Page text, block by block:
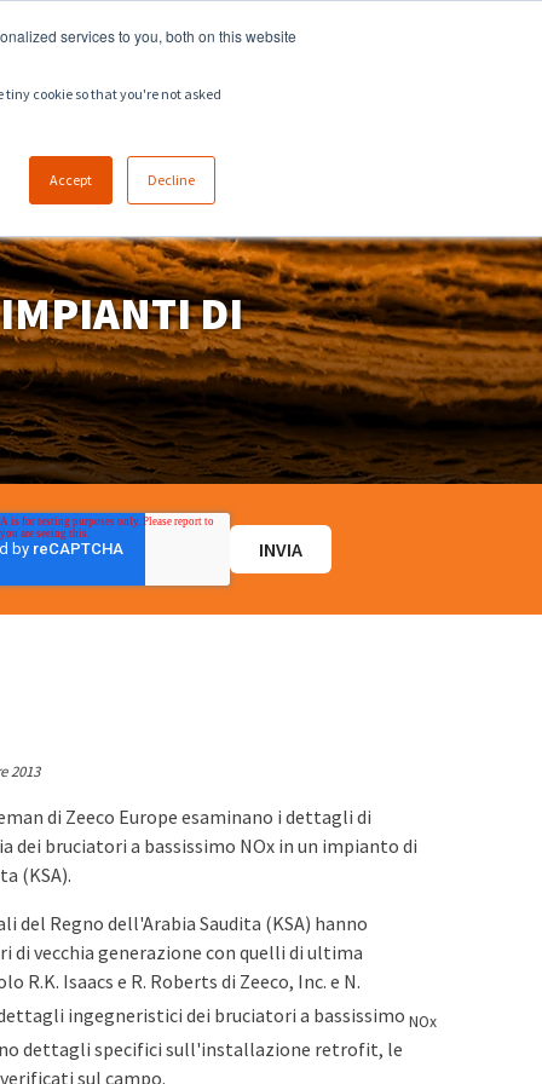
services to you, both on this website
cookie so that you're not asked
Accept Decline
LAVORA CON NOI
DI
2013
di Zeeco Europe esaminano i dettagli di
bruciatori a bassissimo NOx in un impianto di
(KSA).
del Regno dell'Arabia Saudita (KSA) hanno
vecchia generazione con quelli di ultima
R.K. Isaacs e R. Roberts di Zeeco, Inc. e N.
ingegneristici dei bruciatori a bassissimoNOx
dettagli specifici sull'installazione retrofit, le
sul campo.